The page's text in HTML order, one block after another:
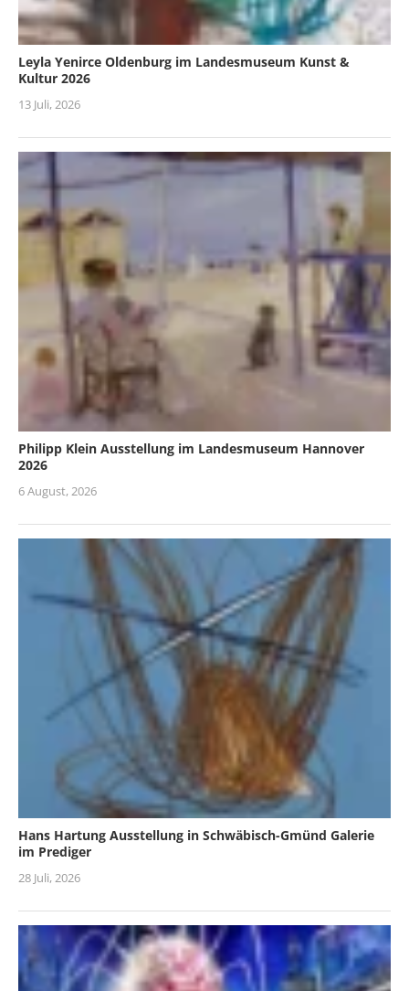
Leyla Yenirce Oldenburg im Landesmuseum Kunst &
Kultur 2026
13 Juli, 2026
Philipp Klein Ausstellung im Landesmuseum Hannover
2026
6 August, 2026
Hans Hartung Ausstellung in Schwäbisch-Gmünd Galerie
im Prediger
28 Juli, 2026